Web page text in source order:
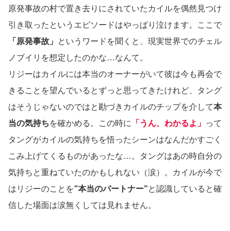
原発事故の村で置き去りにされていたカイルを偶然見つけ
引き取ったというエピソードはやっぱり泣けます。ここで
「原発事故」
というワードを聞くと、現実世界でのチェル
ノブイリを想定したのかな…なんて。
リジーはカイルには本当のオーナーがいて彼は今も再会で
きることを望んでいるとずっと思ってきたけれど、タング
はそうじゃないのではと勘づきカイルのチップを介して本
当の気持ちを確かめる。この時に 「うん、わかるよ」 って
タングがカイルの気持ちを悟ったシーンはなんだかすごく
こみ上げてくるものがあったな…。タングはあの時自分の
気持ちと重ねていたのかもしれない（涙）。カイルが今で
はリジーのことを”本当のパートナー”と認識していると確
信した場面は涙無くしては見れません。